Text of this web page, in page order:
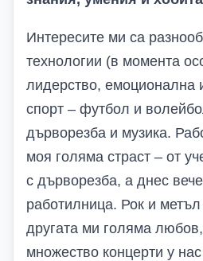
Интересите ми са
технологии (в момента
лидерство, емоционална
спорт – футбол и
дърворезба и музика.
моя голяма страст – от
с дърворезба, а днес
работилница. Рок и метъл
другата ми голяма
множество концерти у